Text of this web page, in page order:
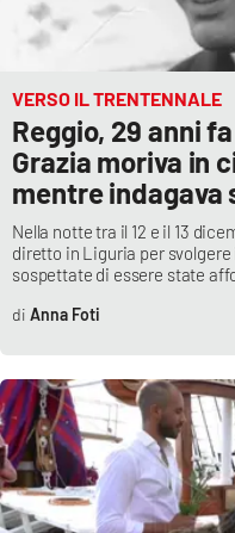
VERSO IL TRENTENNALE
Reggio, 29 anni
Grazia moriva in
mentre indagava
Nella notte tra il 12 e il 13
diretto in Liguria per
sospettate di essere state
Anna Foti